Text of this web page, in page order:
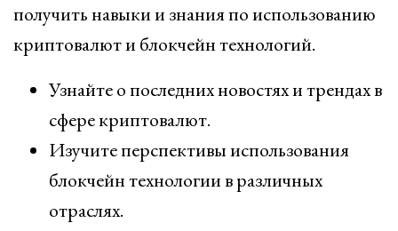
получить навыки и знания по использованию
криптовалют и блокчейн технологий.
Узнайте о последних новостях и трендах в
сфере криптовалют.
Изучите перспективы использования
блокчейн технологии в различных
отраслях.